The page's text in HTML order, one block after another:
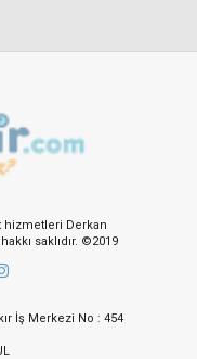
hizmetleri Derkan
saklıdır. ©2019
İş Merkezi No : 454